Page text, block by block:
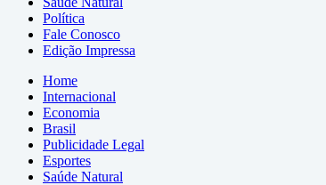
Política
Fale Conosco
Edição Impressa
Home
Internacional
Economia
Brasil
Publicidade Legal
Esportes
Saúde Natural